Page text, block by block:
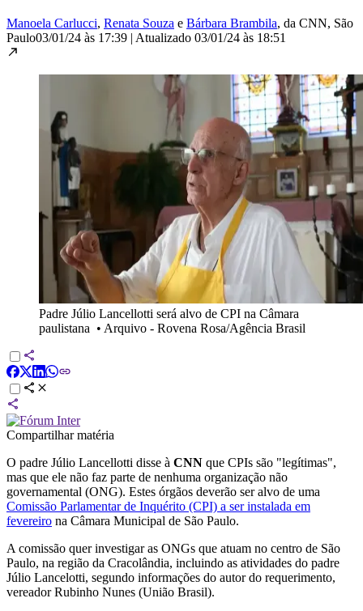
Manoela Carlucci, Renata Souza e Bárbara Brambila, da CNN, São
Paulo03/01/24 às 17:39 | Atualizado 03/01/24 às 18:51
Padre Júlio Lancellotti será alvo de CPI na Câmara
paulistana • Arquivo - Rovena Rosa/Agência Brasil
Compartilhar matéria
O padre Júlio Lancellotti disse à CNN que CPIs são "legítimas",
mas que ele não faz parte de nenhuma organização não
governamental (ONG). Estes órgãos deverão ser alvo de uma
Comissão Parlamentar de Inquérito (CPI) a ser instalada em
fevereiro na Câmara Municipal de São Paulo.
A comissão quer investigar as ONGs que atuam no centro de São
Paulo, na região da Cracolândia, incluindo as atividades do padre
Júlio Lancelotti, segundo informações do autor do requerimento,
vereador Rubinho Nunes (União Brasil).